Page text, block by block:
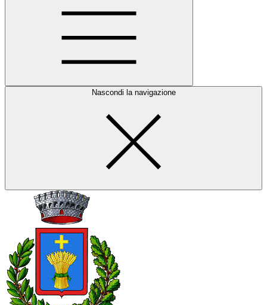
Nascondi la navigazione